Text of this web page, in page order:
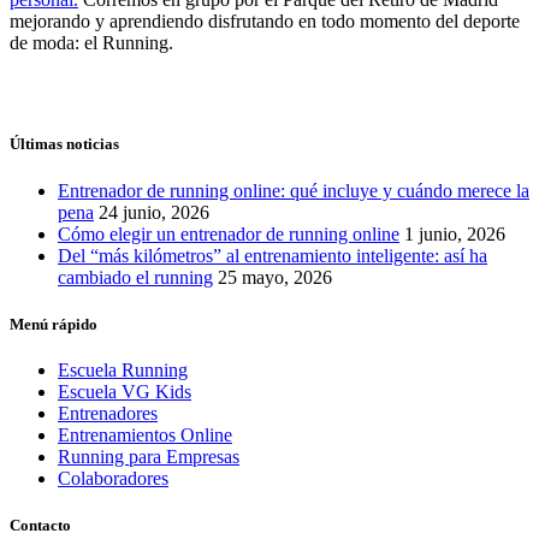
mejorando y aprendiendo disfrutando en todo momento del deporte
de moda: el Running.
Últimas noticias
Entrenador de running online: qué incluye y cuándo merece la
pena 24 junio, 2026
Cómo elegir un entrenador de running online 1 junio, 2026
Del “más kilómetros” al entrenamiento inteligente: así ha
cambiado el running 25 mayo, 2026
Menú rápido
Escuela Running
Escuela VG Kids
Entrenadores
Entrenamientos Online
Running para Empresas
Colaboradores
Contacto